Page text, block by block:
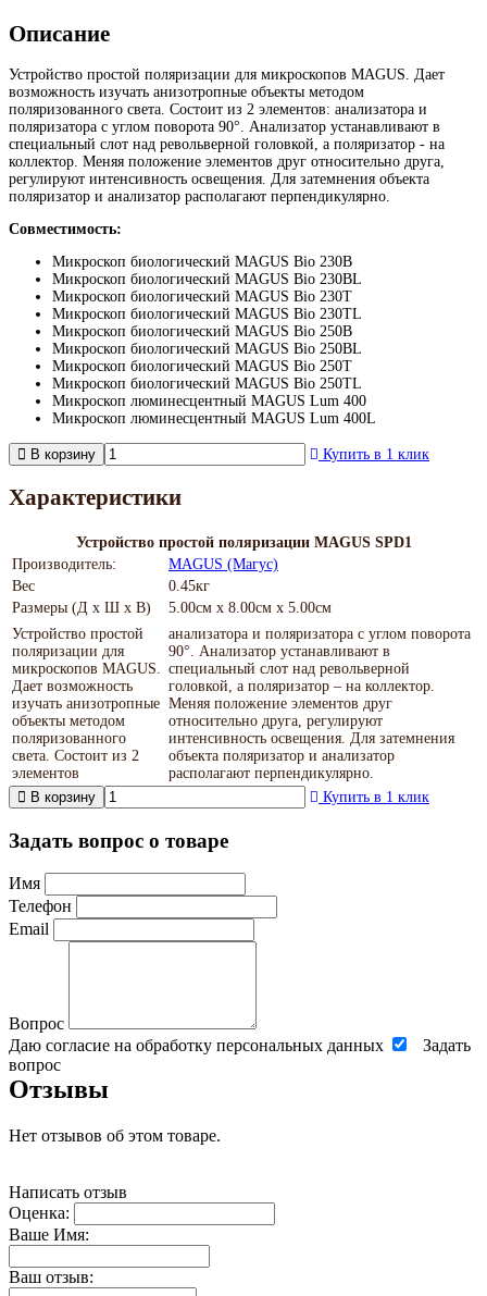
Описание
Устройство простой поляризации для микроскопов MAGUS. Дает
возможность изучать анизотропные объекты методом
поляризованного света. Состоит из 2 элементов: анализатора и
поляризатора с углом поворота 90°. Анализатор устанавливают в
специальный слот над револьверной головкой, а поляризатор - на
коллектор. Меняя положение элементов друг относительно друга,
регулируют интенсивность освещения. Для затемнения объекта
поляризатор и анализатор располагают перпендикулярно.
Совместимость:
Микроскоп биологический MAGUS Bio 230B
Микроскоп биологический MAGUS Bio 230BL
Микроскоп биологический MAGUS Bio 230T
Микроскоп биологический MAGUS Bio 230TL
Микроскоп биологический MAGUS Bio 250B
Микроскоп биологический MAGUS Bio 250BL
Микроскоп биологический MAGUS Bio 250T
Микроскоп биологический MAGUS Bio 250TL
Микроскоп люминесцентный MAGUS Lum 400
Микроскоп люминесцентный MAGUS Lum 400L
В корзину Купить в 1 клик
Характеристики
Устройство простой поляризации MAGUS SPD1
Производитель:
MAGUS (Магус)
Вес
0.45кг
Размеры (Д х Ш х В)
5.00см x 8.00см x 5.00см
Устройство простой
поляризации для
микроскопов MAGUS.
Дает возможность
изучать анизотропные
объекты методом
поляризованного
света. Состоит из 2
элементов
анализатора и поляризатора с углом поворота
90°. Анализатор устанавливают в
специальный слот над револьверной
головкой, а поляризатор – на коллектор.
Меняя положение элементов друг
относительно друга, регулируют
интенсивность освещения. Для затемнения
объекта поляризатор и анализатор
располагают перпендикулярно.
В корзину
Купить в 1 клик
Задать вопрос о товаре
Имя
Телефон
Email
Вопрос
Даю согласие на обработку персональных данных
Задать
вопрос
Отзывы
Нет отзывов об этом товаре.
Написать отзыв
Оценка:
Ваше Имя:
Ваш отзыв: